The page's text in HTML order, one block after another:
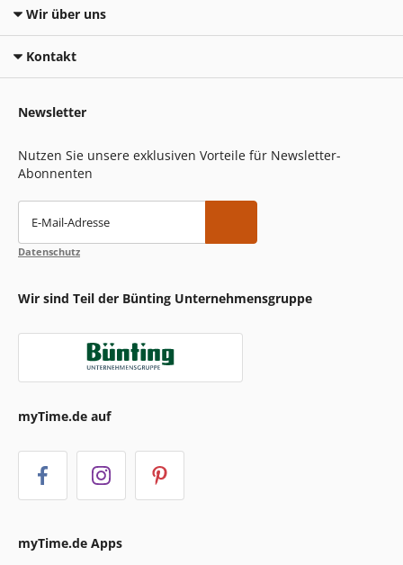
Wir über uns
Kontakt
Newsletter
Nutzen Sie unsere exklusiven Vorteile für Newsletter-
Abonnenten
E-Mail-Adresse
Datenschutz
Wir sind Teil der Bünting Unternehmensgruppe
myTime.de auf
myTime.de Apps